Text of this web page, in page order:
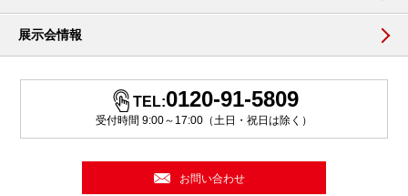
展示会情報
TEL:0120-91-5809
受付時間 9:00～17:00（土日・祝日は除く）
お問い合わせ